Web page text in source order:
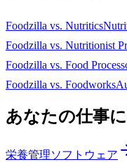
Foodzilla vs. Nutritics
Foodzilla vs. Nutritionist
Foodzilla vs. Food
Foodzilla vs. Foodworks
あなたの仕事
栄養管理ソフトウェア